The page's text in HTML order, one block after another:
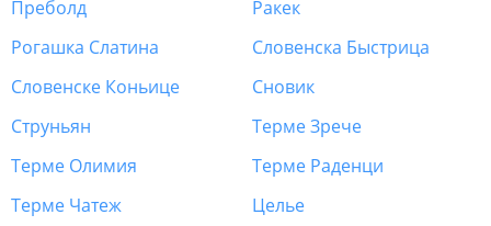
Преболд
Ракек
Рогашка Слатина
Словенска Быстрица
Словенске Коньице
Сновик
Струньян
Терме Зрече
Терме Олимия
Терме Раденци
Терме Чатеж
Целье